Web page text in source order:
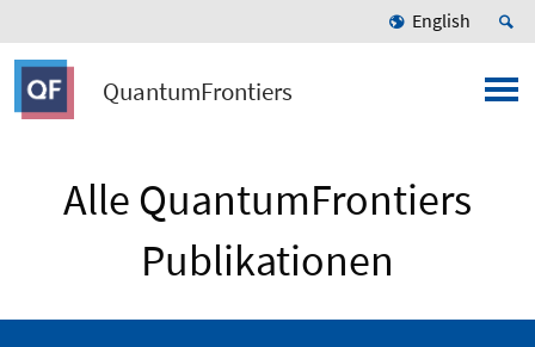
English
QuantumFrontiers
Alle QuantumFrontiers
Publikationen